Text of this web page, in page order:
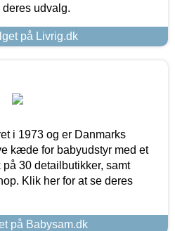
udvalg.
på Livrig.dk
i 1973 og er Danmarks
kæde for babyudstyr med et
30 detailbutikker, samt
Klik her for at se deres
på Babysam.dk